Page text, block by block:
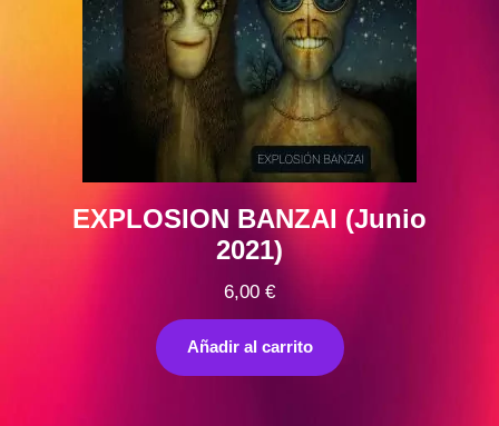
EXPLOSION BANZAI (Junio
2021)
6,00 €
Añadir al carrito